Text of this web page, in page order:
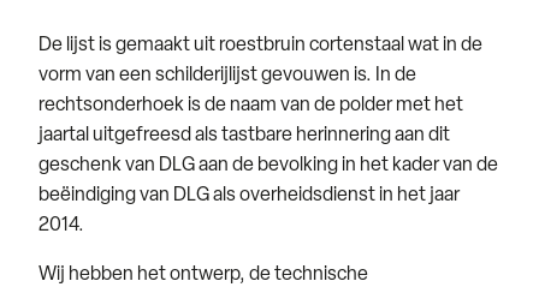
De lijst is gemaakt uit roestbruin cortenstaal wat in de
vorm van een schilderijlijst gevouwen is. In de
rechtsonderhoek is de naam van de polder met het
jaartal uitgefreesd als tastbare herinnering aan dit
geschenk van DLG aan de bevolking in het kader van de
beëindiging van DLG als overheidsdienst in het jaar
2014.
Wij hebben het ontwerp, de technische